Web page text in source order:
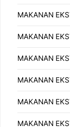
MAKANAN
MAKANAN
MAKANAN
MAKANAN
MAKANAN
MAKANAN